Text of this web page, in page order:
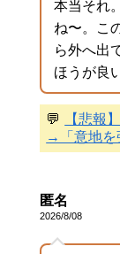
本当それ
ね〜。こ
ら外へ出
ほうが良
💬
【悲報
→「意地を
匿名
2026/8/08